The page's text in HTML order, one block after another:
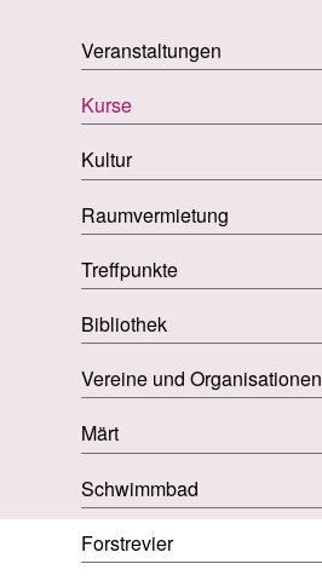
Veranstaltungen
Kurse
Kultur
Raumvermietung
Treffpunkte
Bibliothek
Vereine und Organisationen
Märt
Schwimmbad
Forstrevier